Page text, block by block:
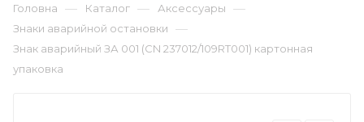
Головна — Каталог — Аксессуары —
Знаки аварийной остановки —
Знак аварийный ЗА 001 (СN 237012/109RT001) картонная
упаковка